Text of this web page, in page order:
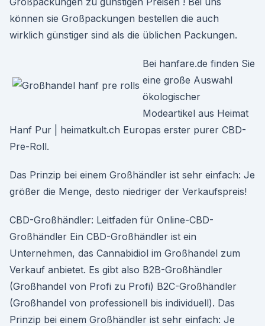
können sie Großpackungen bestellen die auch
wirklich günstiger sind als die üblichen Packungen.
Bei hanfare.de finden Sie
eine große Auswahl
ökologischer
Modeartikel aus Heimat
Hanf Pur | heimatkult.ch Europas erster purer CBD-
Pre-Roll.
Das Prinzip bei einem Großhändler ist sehr einfach: Je
größer die Menge, desto niedriger der Verkaufspreis!
CBD-Großhändler: Leitfaden für Online-CBD-
Großhändler Ein CBD-Großhändler ist ein
Unternehmen, das Cannabidiol im Großhandel zum
Verkauf anbietet. Es gibt also B2B-Großhändler
(Großhandel von Profi zu Profi) B2C-Großhändler
(Großhandel von professionell bis individuell). Das
Prinzip bei einem Großhändler ist sehr einfach: Je